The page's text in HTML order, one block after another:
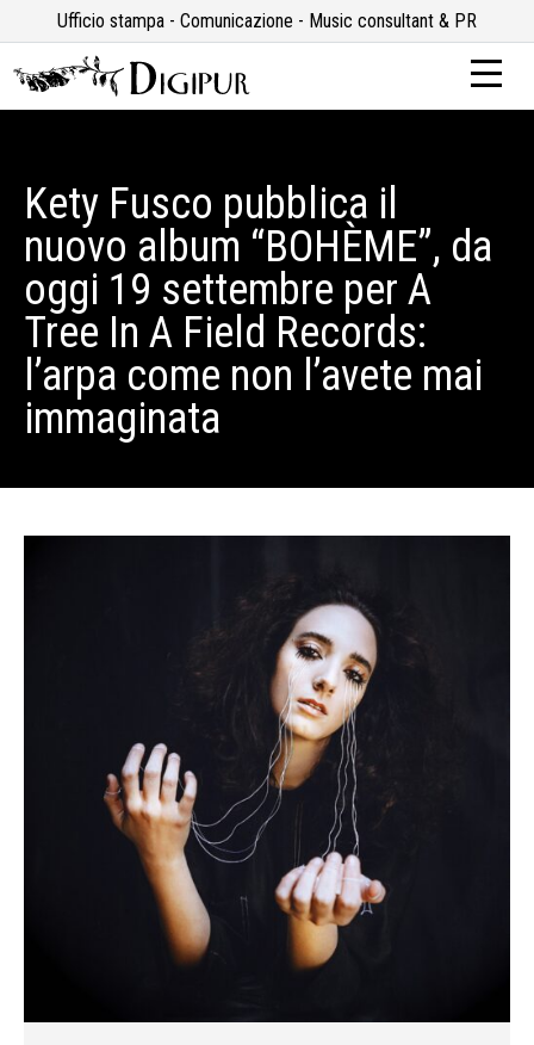
Ufficio stampa - Comunicazione - Music consultant & PR
Kety Fusco pubblica il
nuovo album “BOHÈME”, da
oggi 19 settembre per A
Tree In A Field Records:
l’arpa come non l’avete mai
immaginata